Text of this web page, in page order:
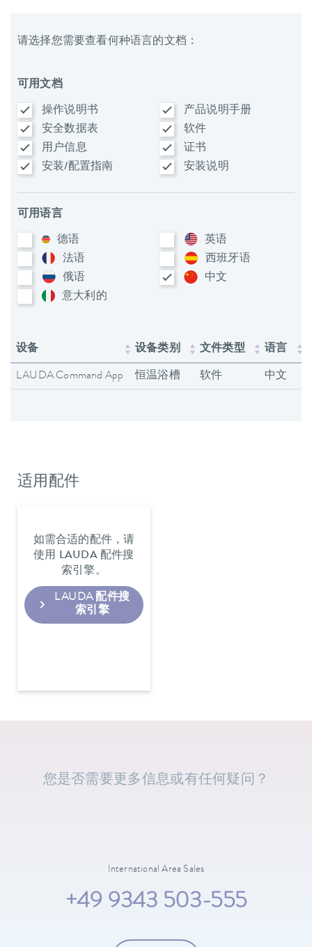
请选择您需要查看何种语言的文档：
可用文档
操作说明书
产品说明手册
安全数据表
软件
用户信息
证书
安装/配置指南
安装说明
可用语言
德语
英语
法语
西班牙语
俄语
中文
意大利​的
设备 设备类别 文件类型 语言
LAUDA Command App 恒温浴槽 软件 中文
适用配件
如需合适的配件，请
使用 LAUDA 配件搜
索引擎。
LAUDA 配件搜
索引擎
您是否需要更多信息或有任何疑问？
International Area Sales